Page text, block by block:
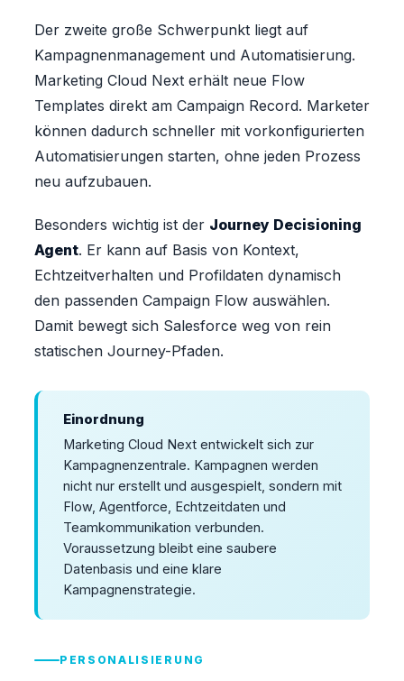
Der zweite große Schwerpunkt liegt auf
Kampagnenmanagement und Automatisierung.
Marketing Cloud Next erhält neue Flow
Templates direkt am Campaign Record. Marketer
können dadurch schneller mit vorkonfigurierten
Automatisierungen starten, ohne jeden Prozess
neu aufzubauen.
Besonders wichtig ist der Journey Decisioning
Agent. Er kann auf Basis von Kontext,
Echtzeitverhalten und Profildaten dynamisch
den passenden Campaign Flow auswählen.
Damit bewegt sich Salesforce weg von rein
statischen Journey-Pfaden.
Einordnung
Marketing Cloud Next entwickelt sich zur
Kampagnenzentrale. Kampagnen werden
nicht nur erstellt und ausgespielt, sondern mit
Flow, Agentforce, Echtzeitdaten und
Teamkommunikation verbunden.
Voraussetzung bleibt eine saubere
Datenbasis und eine klare
Kampagnenstrategie.
PERSONALISIERUNG